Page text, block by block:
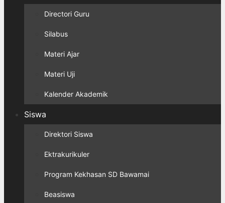
Directori Guru
Silabus
Materi Ajar
Materi Uji
Kalender Akademik
Siswa
Direktori Siswa
Ektrakurikuler
Program Kekhasan SD Bawamai
Beasiswa